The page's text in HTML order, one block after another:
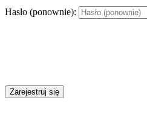
Hasło (ponownie):
Zarejestruj się